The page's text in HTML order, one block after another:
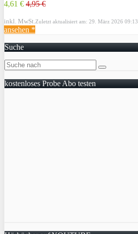
4,61 € 4,95 €
inkl. MwSt. Zuletzt aktualisiert am: 29. März 2026 09:13
ansehen *
Suche
kostenloses Probe Abo testen